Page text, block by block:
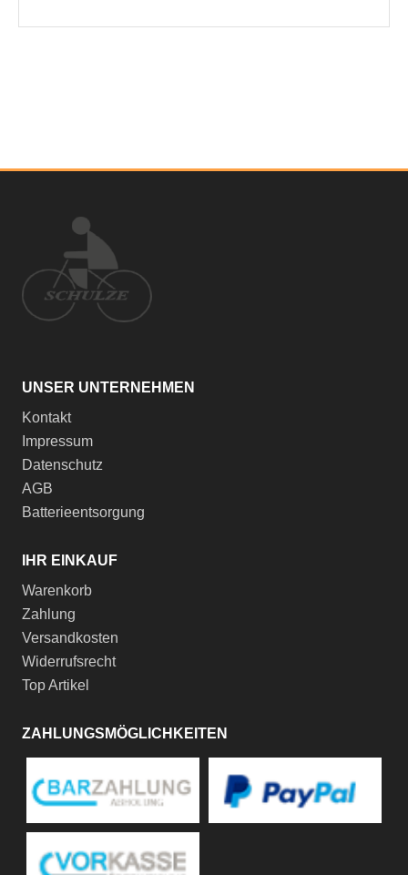
UNSER UNTERNEHMEN
Kontakt
Impressum
Datenschutz
AGB
Batterieentsorgung
IHR EINKAUF
Warenkorb
Zahlung
Versandkosten
Widerrufsrecht
Top Artikel
ZAHLUNGSMÖGLICHKEITEN